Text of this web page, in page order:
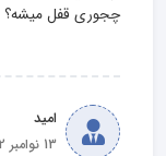
چجوری قفل میشه؟
امید
13 نوامبر 2022